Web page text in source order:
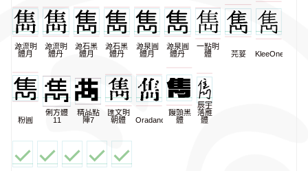
源流明
體月
源流明
體丹
源石黑
體月
源石黑
體丹
源泉圓
體月
源泉圓
體丹
一點明
體
芫荽 KleeOne
粉圓
俐方體
11
精品點
陣7
匯文明
朝體
Oradano
饅頭黑
體
辰宇
落雁
體